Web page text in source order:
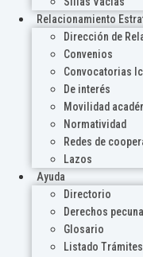
Relacionamiento
Dirección de
Convenios
Convocatorias
De interés
Movilidad
Normatividad
Redes de
Lazos
Ayuda
Directorio
Derechos
Glosario
Listado Trámites